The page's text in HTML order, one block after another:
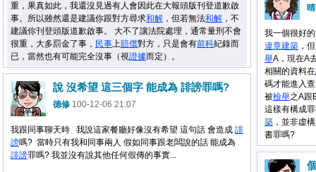
重，果真如此，我還沒見過有人會因此在大報頭版刊登道歉啟
事。所以雖然還是建議你跟對方尋求和解 ，但若無法和解 ，不
建議你刊登頭版道歉啟事。 大不了讓法院處理，通常量刑不會
很重，大多罰金了事， 民事上賠償對方，只是會有前科紀錄而
已，當然也有可能完全沒事（視證據而定）。
我一個很好
違章建築 ，
舉A，現在A
相關的資料在
碼才能進入
被檢舉之A跟
這樣有構成
築 ，並非虛構
書罪嗎?
說 沒希望 這三個字 能成為 誹謗罪嗎?
德修 100-12-06 21:07
我跟同事聊天時 我說這家餐廳好像沒有希望 這句話 會造成 誹
謗嗎? 當時只有我和同事兩人 假如同事跟老闆說的話 能成為
誹謗罪嗎? 我並沒有說其他任何假傳的事實...